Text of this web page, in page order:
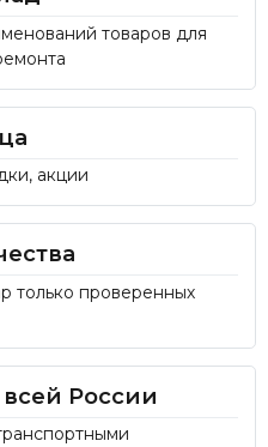
товаров для
акции
только проверенных
России